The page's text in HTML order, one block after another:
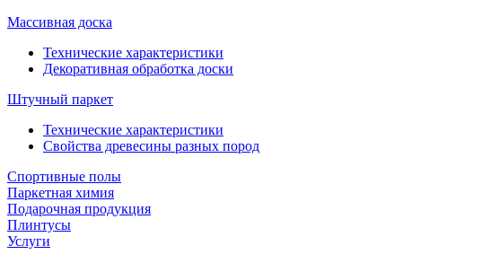
Массивная доска
Технические характеристики
Декоративная обработка доски
Штучный паркет
Технические характеристики
Свойства древесины разных пород
Спортивные полы
Паркетная химия
Подарочная продукция
Плинтусы
Услуги